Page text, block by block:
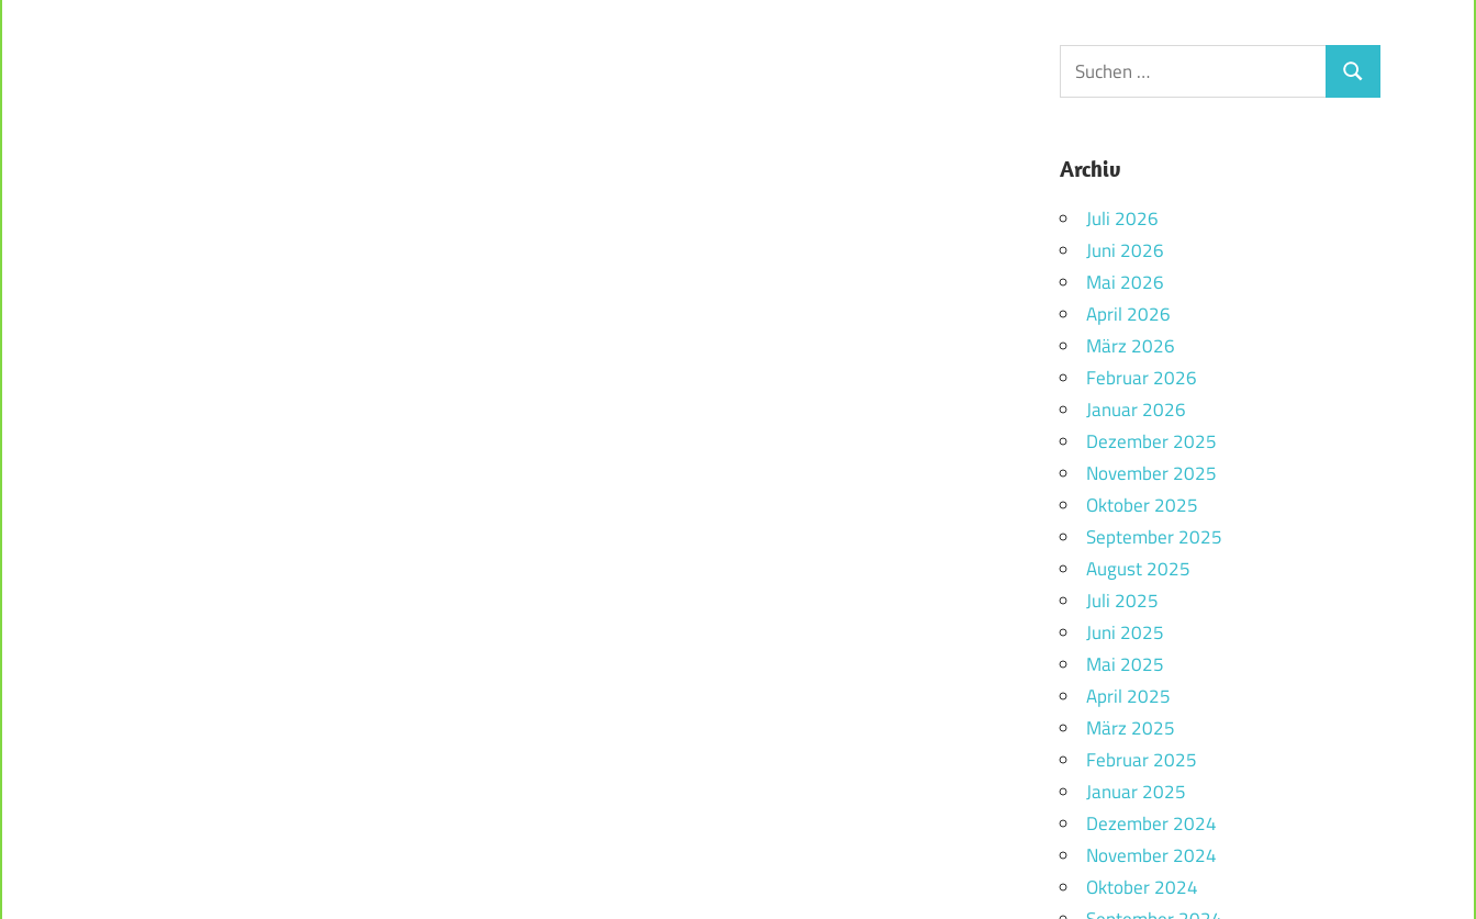
Archiv
Juli 2026
Juni 2026
Mai 2026
April 2026
März 2026
Februar 2026
Januar 2026
Dezember 2025
November 2025
Oktober 2025
September 2025
August 2025
Juli 2025
Juni 2025
Mai 2025
April 2025
März 2025
Februar 2025
Januar 2025
Dezember 2024
November 2024
Oktober 2024